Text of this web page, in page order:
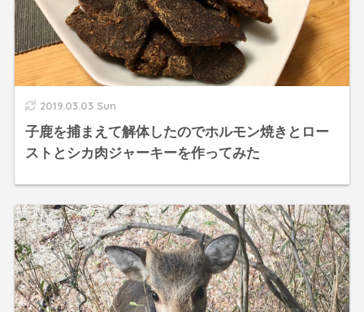
2019.03.03 Sun
子鹿を捕まえて解体したのでホルモン焼きとロー
ストとシカ肉ジャーキーを作ってみた